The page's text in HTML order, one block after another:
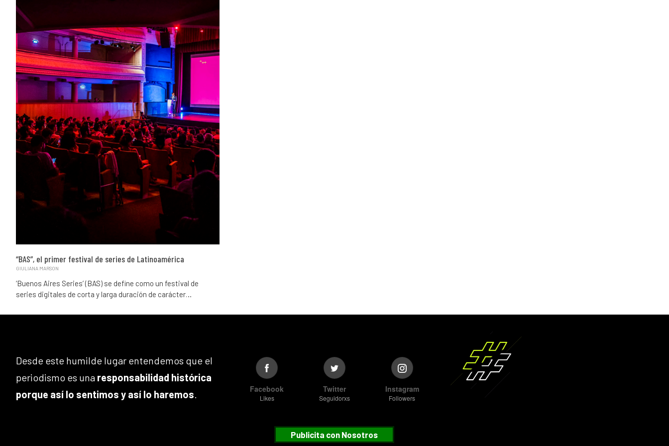
“BAS”, el primer festival de series de Latinoamérica
GIULIANA MARSON
‘Buenos Aires Series’ (BAS) se define como un festival de
series digitales de corta y larga duración de carácter…
Desde este humilde lugar entendemos que el
periodismo es una responsabilidad histórica
porque así lo sentimos y así lo haremos
Facebook
Likes
Twitter
Seguidorxs
Instagram
Followers
Publicita con Nosotros